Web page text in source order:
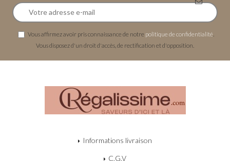
Vous affirmez avoir pris connaissance de notre politique de confidentialité
Vous disposez d'un droit d'accès, de rectification et d'opposition.
Informations livraison
C.G.V